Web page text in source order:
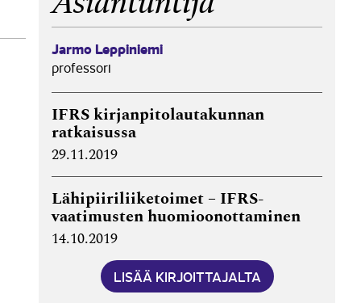
Jarmo Leppiniemi
professori
IFRS kirjanpitolautakunnan
ratkaisussa
29.11.2019
Lähipiiriliiketoimet – IFRS-
vaatimusten huomioonottaminen
14.10.2019
LISÄÄ KIRJOITTAJALTA